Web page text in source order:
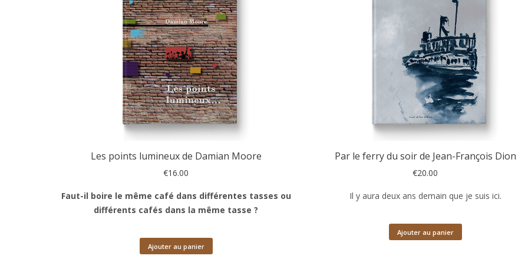
Les points lumineux de Damian Moore
€16.00
Faut-il boire le même café dans différentes tasses ou
différents cafés dans la même tasse ?
Ajouter au panier
Par le ferry du soir de Jean-François Dion
€20.00
Il y aura deux ans demain que je suis ici.
Ajouter au panier